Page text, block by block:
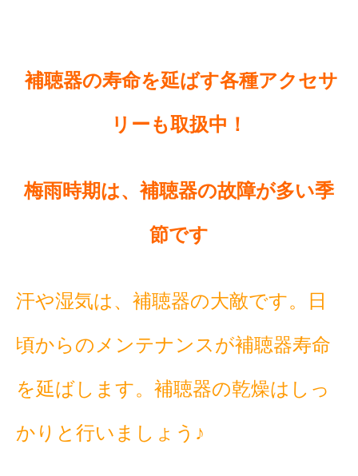
補聴器の寿命を延ばす各種アクセサ
リーも取扱中！
梅雨時期は、補聴器の故障が多い季
節です
汗や湿気は、補聴器の大敵です。日
頃からのメンテナンスが補聴器寿命
を延ばします。補聴器の乾燥はしっ
かりと行いましょう♪